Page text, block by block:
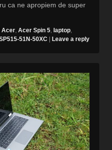
ca ne apropiem de super
Acer Acer Spin 5 laptop
51N-50XC | Leave a reply